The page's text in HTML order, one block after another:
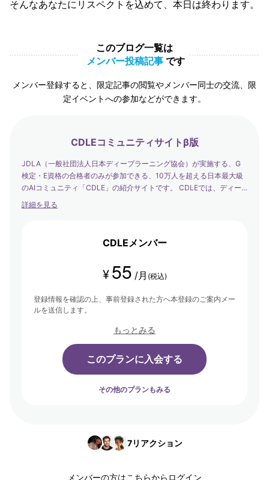
そんなあなたにリスペクトを込めて、本日は終わります。
このブログ一覧は
メンバー投稿記事 です
メンバー登録すると、限定記事の閲覧やメンバー同士の交流、限
定イベントへの参加などができます。
CDLEコミュニティサイトβ版
JDLA（一般社団法人日本ディープラーニング協会）が実施する、G
検定・E資格の合格者のみが参加できる、10万人を超える日本最大級
のAIコミュニティ「CDLE」の紹介サイトです。 CDLEでは、ディー
プラーニングの社会実装の日本代表として、社会を発展させるエバン
詳細を見る
CDLEメンバー
¥ 55 /月 (税込)
登録情報を確認の上、事前登録された方へ本登録のご案内メー
ルを送信します。
もっとみる
このプランに入会する
その他のプランもみる
7リアクション
メンバーの方はこちらからログイン